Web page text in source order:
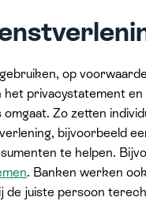
op
privacystatement
Zo zetten
bijvoorbeeld
te helpen.
. Banken werken
de juiste persoon